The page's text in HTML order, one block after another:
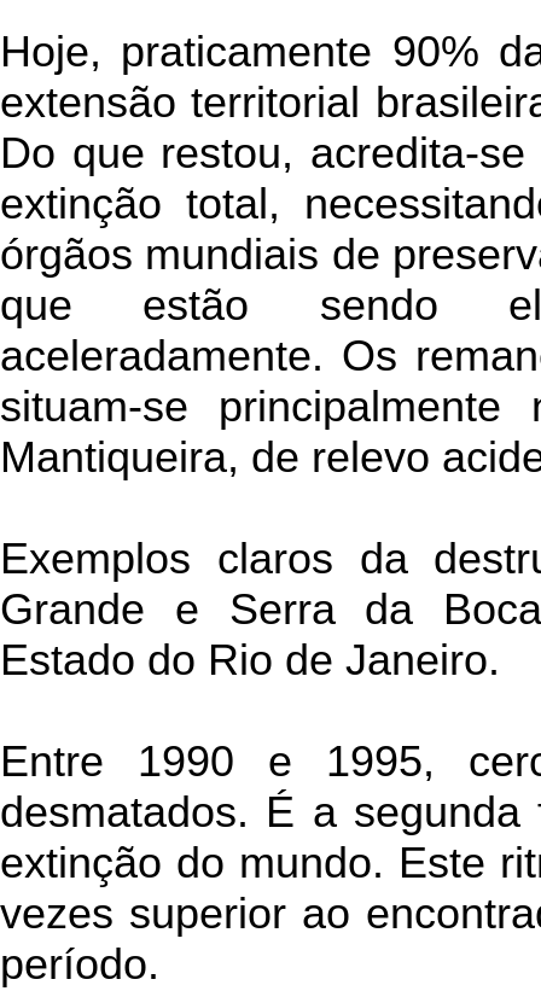
Hoje, praticamente 90%
extensão territorial
Do que restou, acredita-
extinção total,
órgãos mundiais de
que estão sendo
aceleradamente. Os
situam-se
Mantiqueira, de relevo
Exemplos claros da
Grande e Serra da
Estado do Rio de Janeiro.
Entre 1990 e 1995,
desmatados. É a
extinção do mundo. Este
vezes superior ao
período.